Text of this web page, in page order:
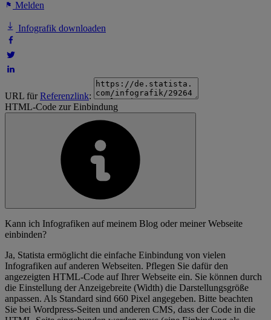
Melden
Infografik downloaden
URL fürReferenzlink:
HTML-Code zur Einbindung
Kann ich Infografiken auf meinem Blog oder meiner Webseite
einbinden?
Ja, Statista ermöglicht die einfache Einbindung von vielen
Infografiken auf anderen Webseiten. Pflegen Sie dafür den
angezeigten HTML-Code auf Ihrer Webseite ein. Sie können durch
die Einstellung der Anzeigebreite (Width) die Darstellungsgröße
anpassen. Als Standard sind 660 Pixel angegeben. Bitte beachten
Sie bei Wordpress-Seiten und anderen CMS, dass der Code in die